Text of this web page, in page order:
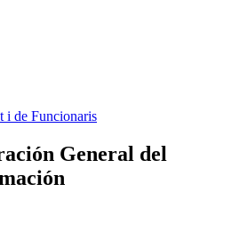
i de Funcionaris
General del